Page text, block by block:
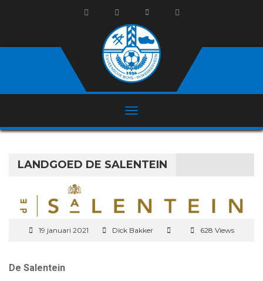
LANDGOED DE SALENTEIN
19 januari 2021 Dick Bakker 628 Views
De Salentein